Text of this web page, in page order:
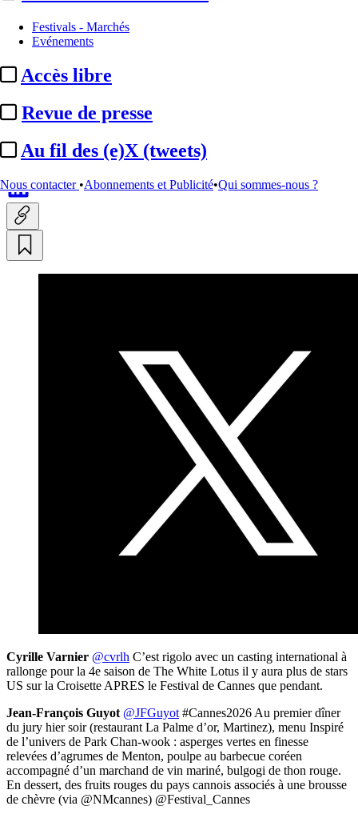
Festivals - Marchés
Evénements
Accès libre
Revue de presse
Au fil des (e)X (tweets)
Nous contacter •Abonnements et Publicité•Qui sommes-nous ?
Au fil des (e)X (tweets) :
casting, menu, clip, affiche,
Dati, Baeur, Wauquiez...
Translate
Fr |En
Cyrille Varnier @cvrlh C’est rigolo avec un casting international à
rallonge pour la 4e saison de The White Lotus il y aura plus de stars
US sur la Croisette APRES le Festival de Cannes que pendant.
Jean-François Guyot @JFGuyot #Cannes2026 Au premier dîner
du jury hier soir (restaurant La Palme d’or, Martinez), menu Inspiré
de l’univers de Park Chan-wook : asperges vertes en finesse
relevées d’agrumes de Menton, poulpe au barbecue coréen
accompagné d’un marchand de vin mariné, bulgogi de thon rouge.
En dessert, des fruits rouges du pays cannois associés à une brousse
de chèvre (via @NMcannes) @Festival_Cannes